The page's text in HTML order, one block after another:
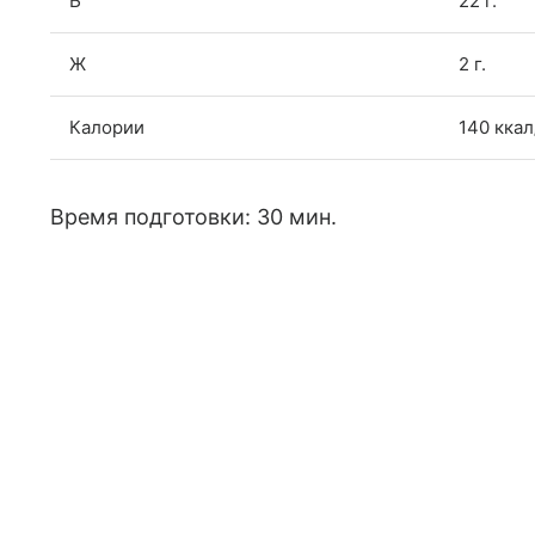
Ж 2 г.
Калории 140
Время подготовки: 30 мин.